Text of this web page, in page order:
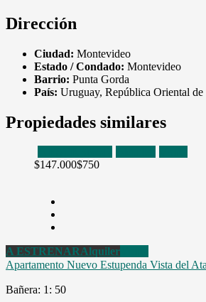
Dirección
Ciudad: Montevideo
Estado / Condado: Montevideo
Barrio: Punta Gorda
País: Uruguay, República Oriental de
Propiedades similares
$147.000$750
A ESTRENARAlquiler
Apartamento Nuevo Estupenda Vista del
Bañera: 1: 50